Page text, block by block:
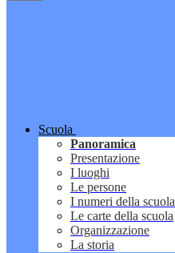
Scuola
Panoramica
Presentazione
I luoghi
Le persone
I numeri della scuola
Le carte della scuola
Organizzazione
La storia